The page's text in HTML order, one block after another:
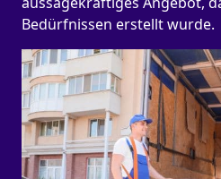
Bedürfnissen erstellt wurde.